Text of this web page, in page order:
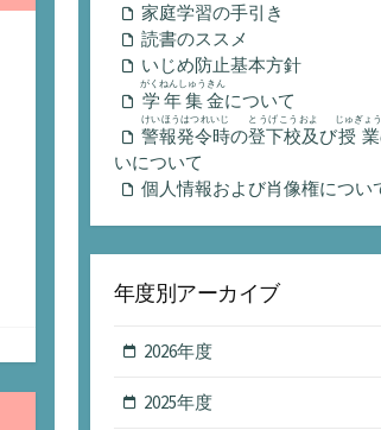
家庭学習の手引き
読書のススメ
いじめ防止基本方針
学年集金
がくねんしゅうきん
について
警報発令時
けいほうはつれいじ
の登下校及
とうげこうおよ
び授業
じゅぎょう
いについて
個人情報および肖像権につい
年度別アーカイブ
2026年度
2025年度